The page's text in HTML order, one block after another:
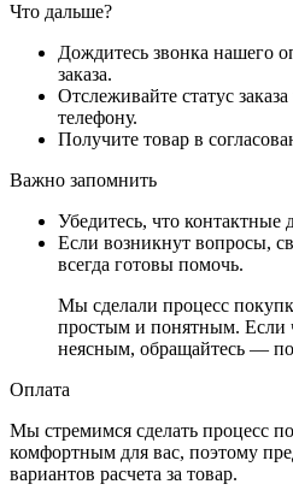
Что дальше?
Дождитесь звонка нашего
заказа.
Отслеживайте статус
телефону.
Получите товар в
Важно запомнить
Убедитесь, что
Если возникнут вопросы,
всегда готовы помочь.
Мы сделали процесс
простым и понятным. Если
неясным, обращайтесь —
Оплата
Мы стремимся сделать процесс
комфортным для вас, поэтому
вариантов расчета за товар.